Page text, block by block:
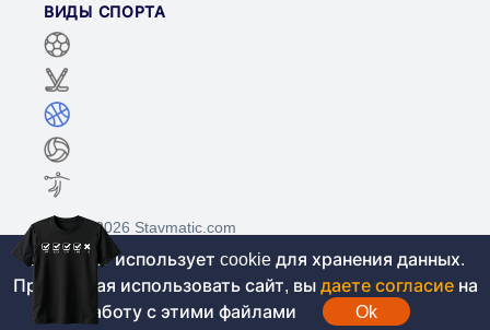
ВИДЫ СПОРТА
©2017-2026 Stavmatic.com
Для лиц старше 18 лет. На сайте не
проводятся игры на денежные средства, вся
Этот сайт использует cookie для хранения данных.
Продолжая использовать сайт, вы даете согласие на
работу с этими файлами
Ok